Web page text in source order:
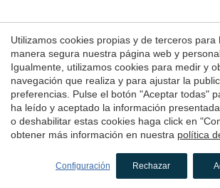
Aviso Legal
Condiciones de uso de la
Política de Cookies
© 1998 - 2026
Petits Grans Hotels de
byiEstrategic
Utilizamos cookies propias y de terceros
manera segura nuestra página web y
Igualmente, utilizamos cookies para medir y
navegación que realiza y para ajustar la
preferencias. Pulse el botón "Aceptar todas"
ha leído y aceptado la información
o deshabilitar estas cookies haga click en
obtener más información en nuestra política
Configuración Rechazar